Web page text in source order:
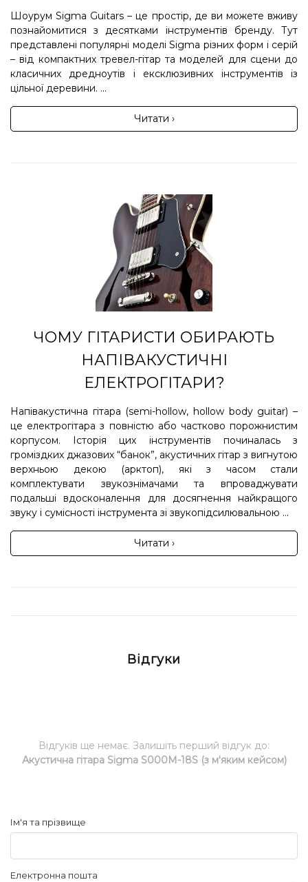
Шоурум Sigma Guitars – це простір, де ви можете вживу
познайомитися з десятками інструментів бренду. Тут
представлені популярні моделі Sigma різних форм і серій
– від компактних тревел-гітар та моделей для сцени до
класичних дредноутів і ексклюзивних інструментів із
цільної деревини. ...
Читати ›
ЧОМУ ГІТАРИСТИ ОБИРАЮТЬ
НАПІВАКУСТИЧНІ
ЕЛЕКТРОГІТАРИ?
Напівакустична гітара (semi-hollow, hollow body guitar) –
це електрогітара з повністю або частково порожнистим
корпусом. Історія цих інструментів починалась з
громіздких джазових “банок”, акустичних гітар з вигнутою
верхньою декою (арктоп), які з часом стали
комплектувати звукознімачами та впроваджувати
подальші вдосконалення для досягнення найкращого
звуку і сумісності інструмента зі звукопідсилювальною ...
Читати ›
Відгуки
Відгуків ще немає. Залишіть перший відгук до:
Акустична гітара Sigma S000M-18S (з м'яким кейсом)
Ім'я та прізвище
Електронна пошта